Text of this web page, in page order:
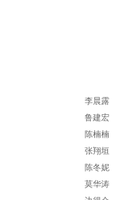
李晨露
鲁建宏
陈楠楠
张翔垣
陈冬妮
莫华涛